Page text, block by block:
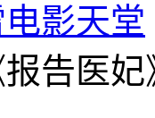
影天堂
告医